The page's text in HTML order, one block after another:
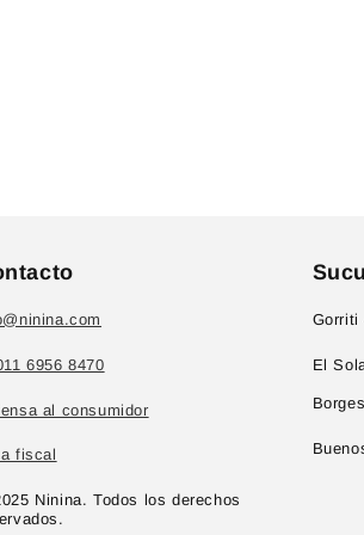
6956 8470
al consumidor
fiscal
Ninina. Todos los derechos
Gorriti
El